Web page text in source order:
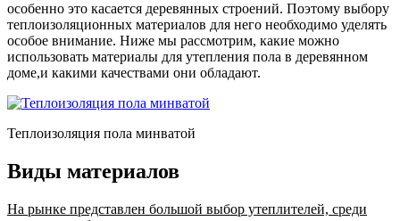
особенно это касается деревянных строений. Поэтому выбору
теплоизоляционных материалов для него необходимо уделять
особое внимание. Ниже мы рассмотрим, какие можно
использовать материалы для утепления пола в деревянном
доме,и какими качествами они обладают.
Теплоизоляция пола минватой
Виды материалов
На рынке представлен большой выбор утеплителей, среди